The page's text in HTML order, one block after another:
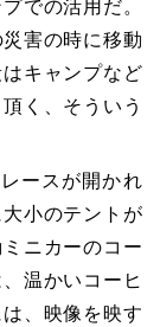
での活用だ。
害の時に移動
キャンプなど
く、そういう
ースが開かれ
小のテントが
ニカーのコー
温かいコーヒ
、映像を映す